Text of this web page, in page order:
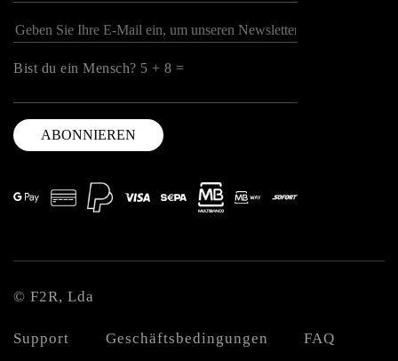
Bist du ein Mensch? 5 + 8 =
© F2R, Lda
Support Geschäftsbedingungen FAQ